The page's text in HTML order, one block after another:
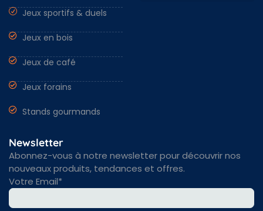
Jeux sportifs & duels
Jeux en bois
Jeux de café
Jeux forains
Stands gourmands
Newsletter
Abonnez-vous à notre newsletter pour découvrir nos
nouveaux produits, tendances et offres.
Votre Email*